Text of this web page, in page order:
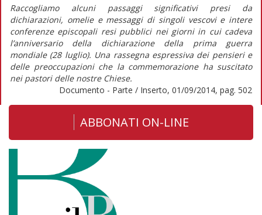
Raccogliamo alcuni passaggi significativi presi da
dichiarazioni, omelie e messaggi di singoli vescovi e intere
conferenze episcopali resi pubblici nei giorni in cui cadeva
l’anniversario della dichiarazione della prima guerra
mondiale (28 luglio). Una rassegna espressiva dei pensieri e
delle preoccupazioni che la commemorazione ha suscitato
nei pastori delle nostre Chiese.
Documento - Parte / Inserto, 01/09/2014, pag. 502
ABBONATI ON-LINE